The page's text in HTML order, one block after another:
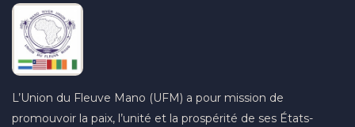
L’Union du Fleuve Mano (UFM) a pour mission de
promouvoir la paix, l’unité et la prospérité de ses États-